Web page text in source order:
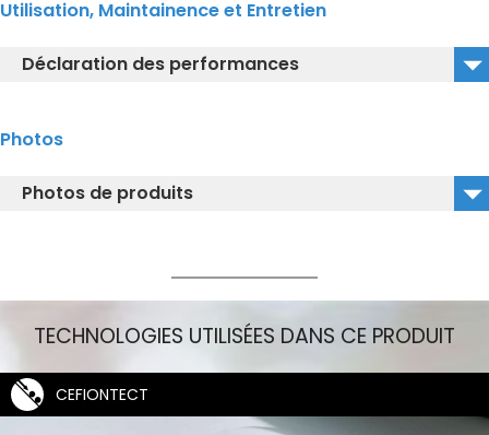
Utilisation, Maintainence et Entretien
Déclaration des performances
Photos
Photos de produits
CW927PZY_Image Isolée_droite
TECHNOLOGIES UTILISÉES DANS CE PRODUIT
CEFIONTECT